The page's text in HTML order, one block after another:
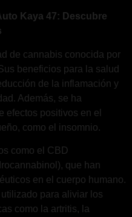
Kaya 47: Descubre
de cannabis conocida por
beneficios para la salud
de la inflamación y
Además, se ha
efectos positivos en el
como el insomnio.
como el CBD
que han
en el cuerpo humano.
para aliviar los
como la artritis, la